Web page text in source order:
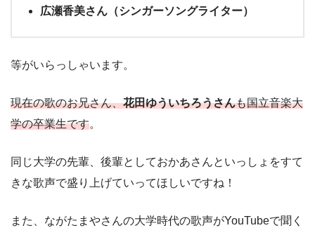
広瀬香美さん（シンガーソングライター）
等がいらっしゃいます。
現在の歌のお兄さん、花田ゆういちろうさんも国立音楽大
学の卒業生です。
同じ大学の先輩、後輩としておかあさんといっしょをすて
きな歌声で盛り上げていってほしいですね！
また、ながたまやさんの大学時代の歌声がYouTubeで聞く